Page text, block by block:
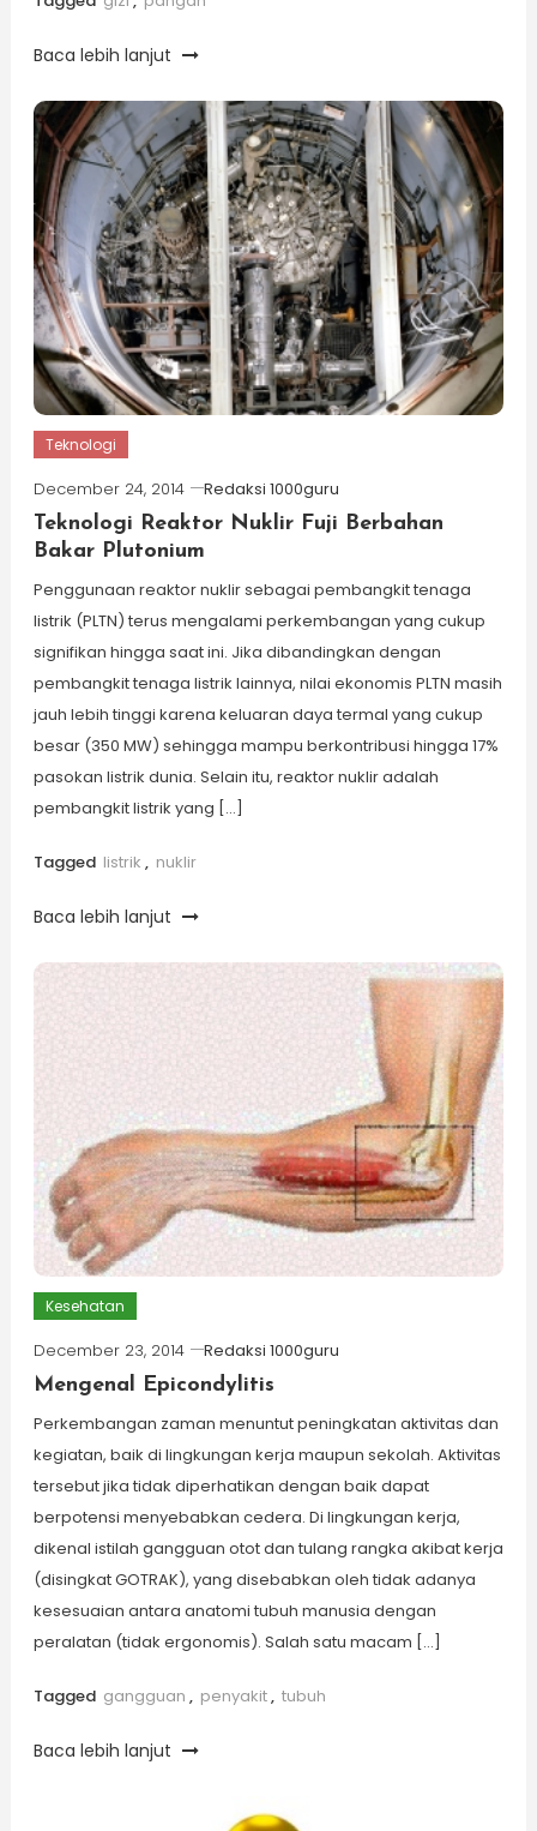
Baca lebih lanjut
Teknologi
December 24, 2014
Redaksi 1000guru
Teknologi Reaktor Nuklir Fuji Berbahan
Bakar Plutonium
Penggunaan reaktor nuklir sebagai pembangkit tenaga
listrik (PLTN) terus mengalami perkembangan yang cukup
signifikan hingga saat ini. Jika dibandingkan dengan
pembangkit tenaga listrik lainnya, nilai ekonomis PLTN masih
jauh lebih tinggi karena keluaran daya termal yang cukup
besar (350 MW) sehingga mampu berkontribusi hingga 17%
pasokan listrik dunia. Selain itu, reaktor nuklir adalah
pembangkit listrik yang […]
Tagged listrik , nuklir
Baca lebih lanjut
Kesehatan
December 23, 2014
Redaksi 1000guru
Mengenal Epicondylitis
Perkembangan zaman menuntut peningkatan aktivitas dan
kegiatan, baik di lingkungan kerja maupun sekolah. Aktivitas
tersebut jika tidak diperhatikan dengan baik dapat
berpotensi menyebabkan cedera. Di lingkungan kerja,
dikenal istilah gangguan otot dan tulang rangka akibat kerja
(disingkat GOTRAK), yang disebabkan oleh tidak adanya
kesesuaian antara anatomi tubuh manusia dengan
peralatan (tidak ergonomis). Salah satu macam […]
Tagged gangguan , penyakit, tubuh
Baca lebih lanjut